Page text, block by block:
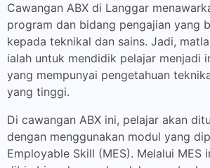
Cawangan ABX di Langgar
program dan bidang pengajian yang
kepada teknikal dan sains. Jadi,
ialah untuk mendidik pelajar menjadi
yang mempunyai pengetahuan
yang tinggi.
Di cawangan ABX ini, pelajar akan
dengan menggunakan modul yang
Employable Skill (MES). Melalui MES